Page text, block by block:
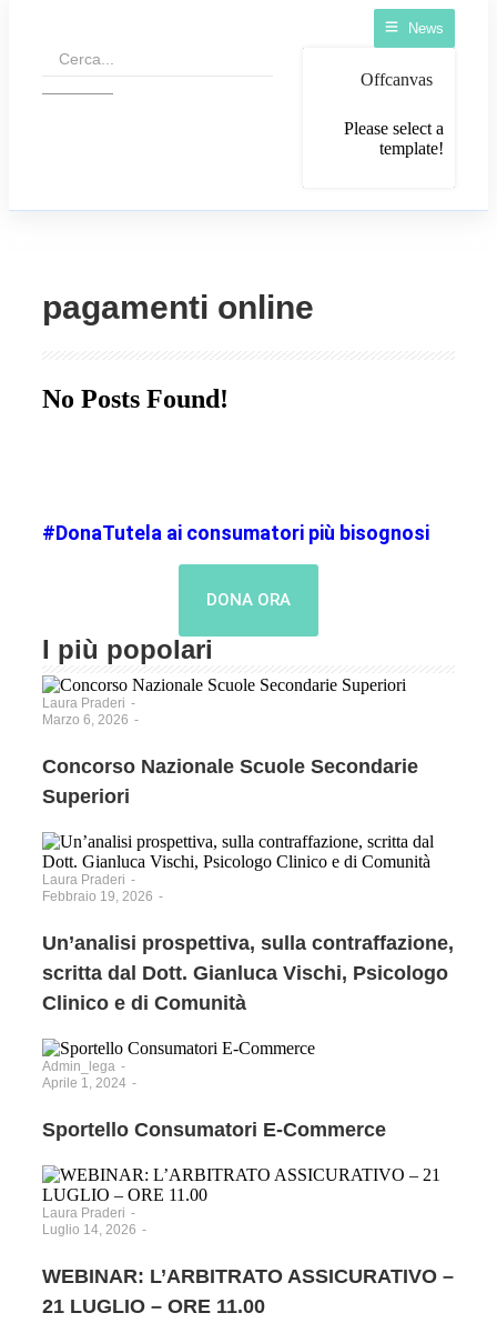
News
Offcanvas
Please select a
template!
pagamenti online
No Posts Found!
#DonaTutela ai consumatori più bisognosi
DONA ORA
I più popolari
Laura Praderi -
Marzo 6, 2026 -
Concorso Nazionale Scuole Secondarie
Superiori
Laura Praderi -
Febbraio 19, 2026 -
Un’analisi prospettiva, sulla contraffazione,
scritta dal Dott. Gianluca Vischi, Psicologo
Clinico e di Comunità
Admin_lega -
Aprile 1, 2024 -
Sportello Consumatori E-Commerce
Laura Praderi -
Luglio 14, 2026 -
WEBINAR: L’ARBITRATO ASSICURATIVO –
21 LUGLIO – ORE 11.00